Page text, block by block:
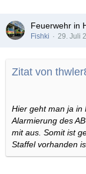
Feuerwehr in
Fishki 29. Juli
Zitat von
Hier geht man ja in
Alarmierung des
mit aus. Somit ist
Staffel vorhanden